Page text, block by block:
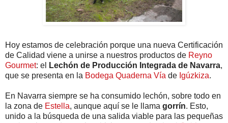
Hoy estamos de celebración porque una nueva Certificación
de Calidad viene a unirse a nuestros productos de Reyno
Gourmet: el Lechón de Producción Integrada de Navarra,
que se presenta en la Bodega Quaderna Vía de Igúzkiza.
En Navarra siempre se ha consumido lechón, sobre todo en
la zona de Estella, aunque aquí se le llama gorrín. Esto,
unido a la búsqueda de una salida viable para las pequeñas